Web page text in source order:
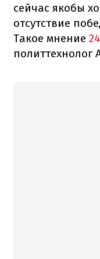
сейчас якобы
отсутствие
Такое мнение
политтехнолог